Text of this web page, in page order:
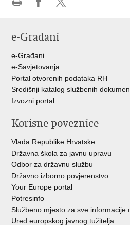
FacebookuTwitteru
e-Građani
e-Građani
e-Savjetovanja
Portal otvorenih podataka RH
Središnji katalog službenih
Izvozni portal
Korisne poveznice
Vlada Republike Hrvatske
Državna škola za javnu upravu
Odbor za državnu službu
Državno izborno povjerenstvo
Your Europe portal
Potresinfo
Službeno mjesto za sve informacije
Ured europskog javnog tužitelja